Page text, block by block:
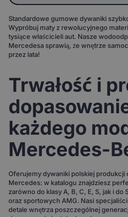
Standardowe gumowe dywaniki
Wypróbuj maty z rewolucyjnego
tysiące właścicieli aut. Nasze
Mercedesa sprawią, że wnętrze
przez lata!
Trwałość i
każdego
Mercedes-
Oferujemy dywaniki polskiej produkcji
Mercedes: w katalogu znajdziesz
zarówno do klasy A, B, C, E, S, jak i do
oraz sportowych AMG. Nasi
detale wnętrza poszczególnej